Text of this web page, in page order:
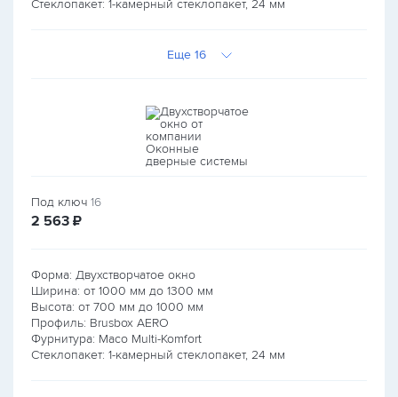
Стеклопакет: 1-камерный стеклопакет, 24 мм
Еще 16
Под ключ 16
2 563 руб.
₽
Форма: Двухстворчатое окно
Ширина: от 1000 мм до 1300 мм
Высота: от 700 мм до 1000 мм
Профиль: Brusbox AERO
Фурнитура: Maco Multi-Komfort
Стеклопакет: 1-камерный стеклопакет, 24 мм